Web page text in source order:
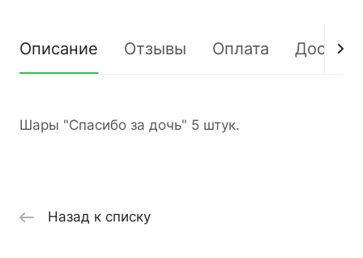
Описание Отзывы Оплата
Шары "Спасибо за дочь" 5 штук.
Назад к списку